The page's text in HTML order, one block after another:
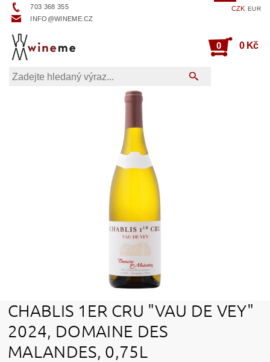
703 368 355
INFO@WINEME.CZ
CZK EUR
0 0 Kč
CHABLIS 1ER CRU "VAU DE VEY"
2024, DOMAINE DES
MALANDES, 0,75L